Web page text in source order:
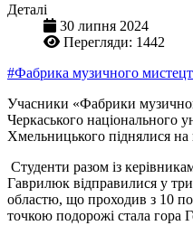
Деталі
30 липня 2024
Перегляди: 1442
#Фабрика музичного
Учасники «Фабрики
Черкаського національного
Хмельницького піднялися
Студенти разом із
Гаврилюк відправилися у
областю, що проходив з 10
точкою подорожі стала гора